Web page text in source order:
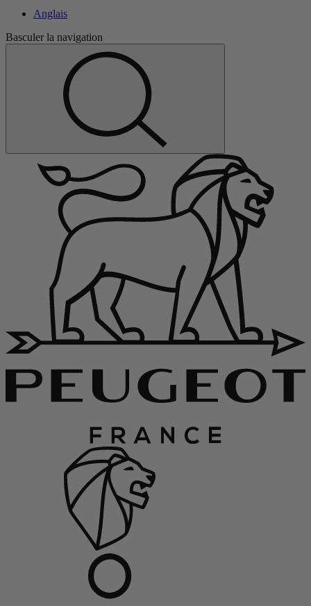
Anglais
Basculer la navigation